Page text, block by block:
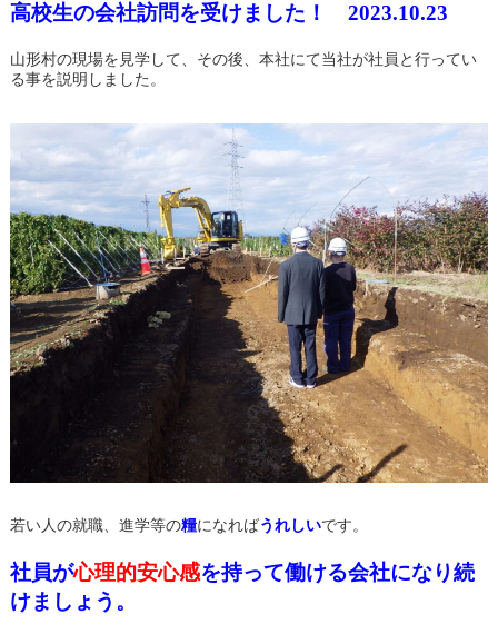
高校生の会社訪問を受けました！ 2023.10.23
山形村の現場を見学して、その後、本社にて当社が社員と行ってい
る事を説明しました。
若い人の就職、進学等の糧になればうれしいです。
社員が心理的安心感を持って働ける会社になり続
けましょう。